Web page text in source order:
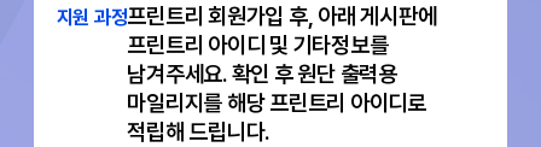
지원 과정프린트리 회원가입 후, 아래 게시판에
프린트리 아이디 및 기타정보를
남겨주세요.확인 후 원단 출력용
마일리지를 해당 프린트리 아이디로
적립해 드립니다.